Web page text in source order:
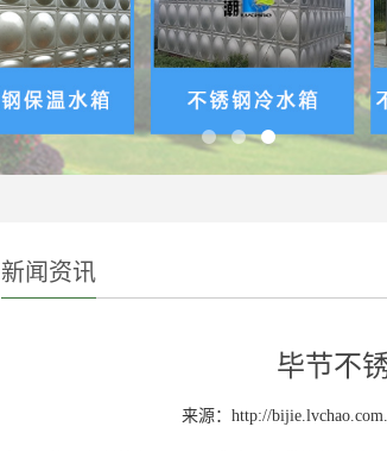
新闻资讯
毕节不
来源：http://